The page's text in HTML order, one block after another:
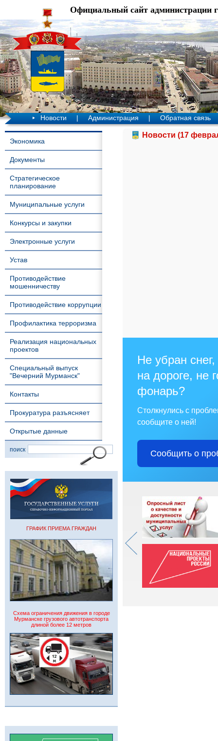
Официальный сайт администрации
Новости | Администрация | Обратная связь
Экономика
Документы
Стратегическое
планирование
Муниципальные услуги
Конкурсы и закупки
Электронные услуги
Устав
Противодействие
мошенничеству
Противодействие коррупции
Профилактика терроризма
Реализация национальных
проектов
Специальный выпуск
"Вечерний Мурманск"
Контакты
Прокуратура разъясняет
Открытые данные
поиск
ГРАФИК ПРИЕМА ГРАЖДАН
Схема ограничения движения в городе
Мурманске грузового автотранспорта
длиной более 12 метров
Новости (17
Не убран
на дороге, не
фонарь?
Столкнулись с
сообщите о ней!
Сообщить о